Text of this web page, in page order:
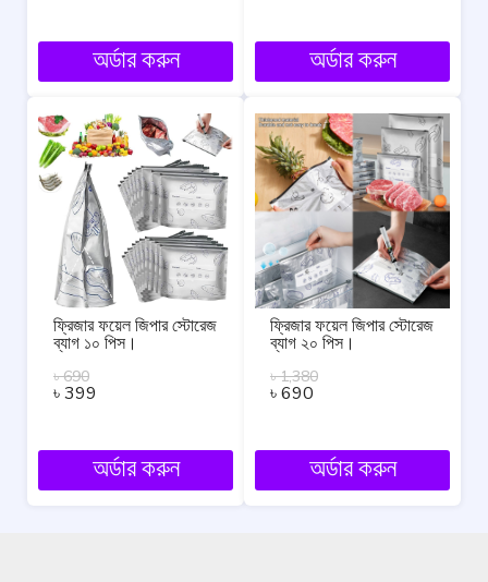
অর্ডার করুন
Storage.
অর্ডার করুন
ফ্রিজার ফয়েল জিপার স্টোরেজ
ব্যাগ ১০ পিস।
৳690
৳399
অর্ডার করুন
ফ্রিজার ফয়েল জিপার স্টোরেজ
ব্যাগ ২০ পিস।
৳1,380
৳690
অর্ডার করুন